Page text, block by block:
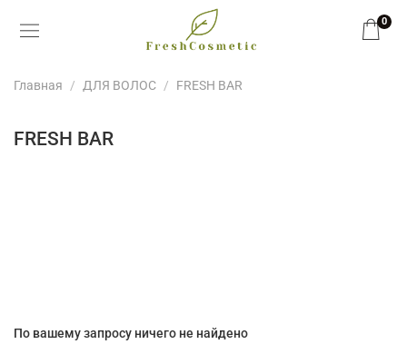
0
Главная ДЛЯ ВОЛОС FRESH BAR
FRESH BAR
По вашему запросу ничего не найдено